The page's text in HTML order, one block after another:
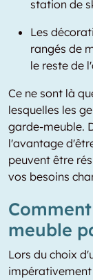
station de
Les
rangés de
le reste de
Ce ne sont là
lesquelles les
garde-meuble.
l'avantage
peuvent être
vos besoins
meuble
Lors du choix